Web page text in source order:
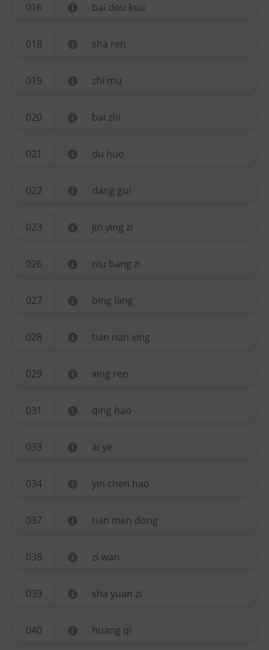
016 bai dou kou
018 sha ren
019 zhi mu
020 bai zhi
021 du huo
022 dang gui
023 jin ying zi
026 niu bang zi
027 bing lang
028 tian nan xing
029 xing ren
031 qing hao
033 ai ye
034 yin chen hao
037 tian men dong
038 zi wan
039 sha yuan zi
040 huang qi